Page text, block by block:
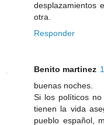
desplazamientos
otra.
Responder
Benito martinez
buenas noches.
Si los políticos
tienen la vida
pueblo español,